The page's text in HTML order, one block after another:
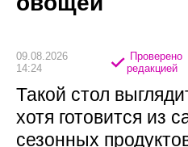
09.08.2026
14:24
Проверено
редакцией
Такой стол
хотя готовится из
сезонных